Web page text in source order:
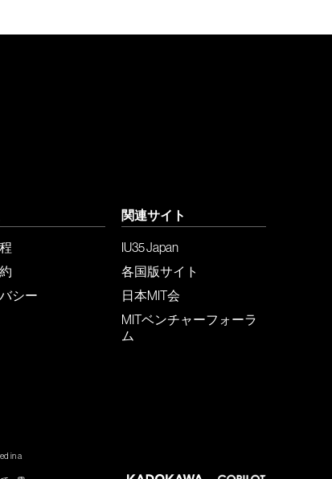
シー
関連サイト
IU35 Japan
各国版サイト
日本MIT会
MITベンチャーフォーラ
ム
in a